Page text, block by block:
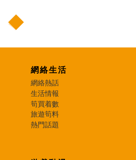
網絡生活
網絡熱話
生活情報
筍買着數
旅遊筍料
熱門話題